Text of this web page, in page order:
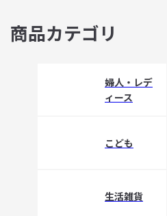
商品カテゴリ
婦人・レデ
ィース
こども
生活雑貨